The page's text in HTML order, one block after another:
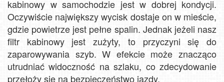
kabinowy w samochodzie jest w dobrej kondycji.
Oczywiście największy wycisk dostaje on w mieście,
gdzie powietrze jest pełne spalin. Jednak jeżeli nasz
filtr kabinowy jest zużyty, to przyczyni się do
zaparowywania szyb. W efekcie może znacząco
utrudniać widoczność na szlaku, co zdecydowanie
przełoży się na bezpieczeństwo jazdy.